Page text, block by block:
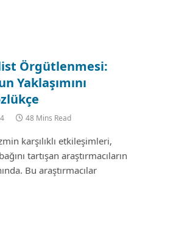
Örgütlenmesi:
Yaklaşımını
48 Mins Read
karşılıklı etkileşimleri,
tartışan araştırmacıların
Bu araştırmacılar